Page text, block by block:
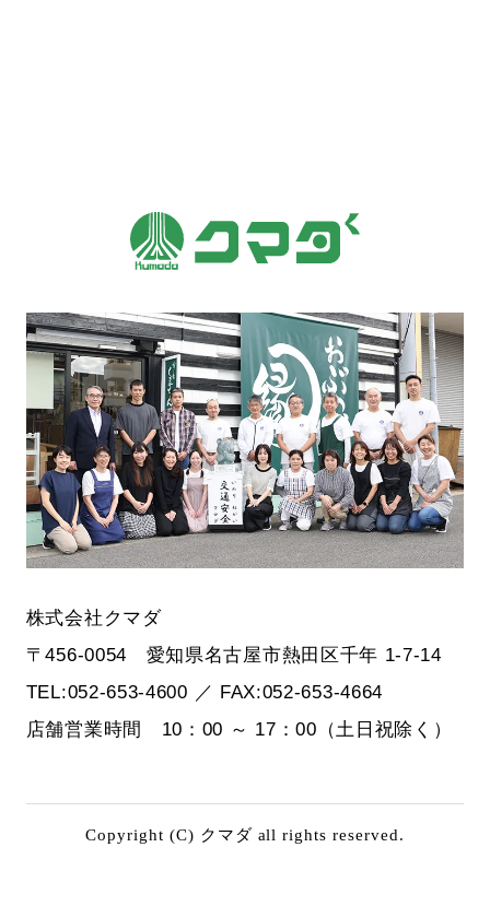
株式会社クマダ
〒456-0054 愛知県名古屋市熱田区千年 1-7-14
TEL:052-653-4600 ／ FAX:052-653-4664
店舗営業時間 10：00 ～ 17：00（土日祝除く）
Copyright (C) クマダ all rights reserved.